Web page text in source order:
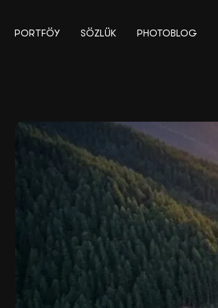
PORTFÖY SÖZLÜK PHOTOBLOG